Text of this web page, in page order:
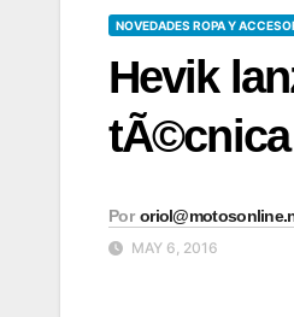
NOVEDADES ROPA Y
Hevik
Por
MAY 6, 2016